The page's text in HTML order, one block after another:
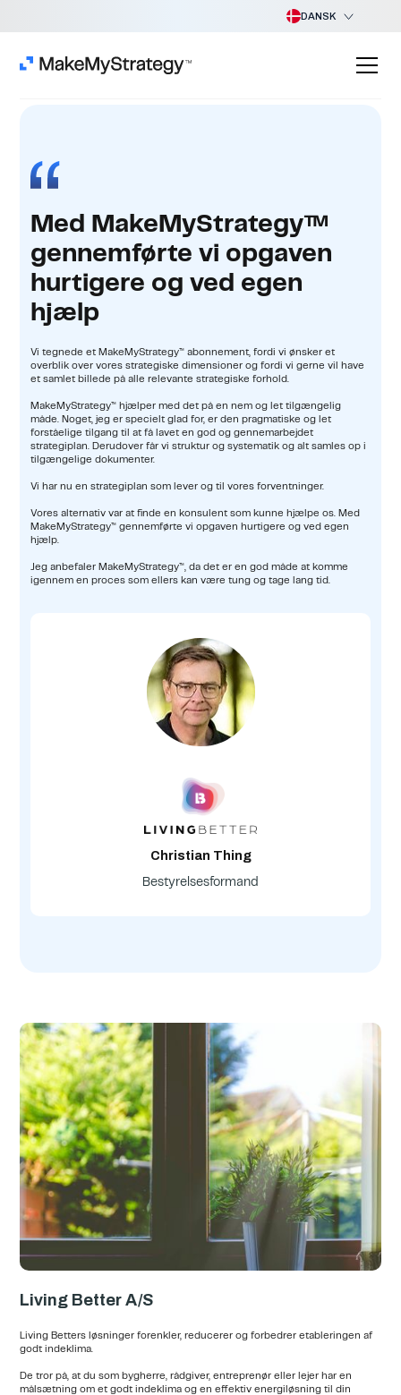
DANSK
Med MakeMyStrategy™
gennemførte vi opgaven
hurtigere og ved egen
hjælp
Vi tegnede et MakeMyStrategy™ abonnement, fordi vi ønsker et
overblik over vores strategiske dimensioner og fordi vi gerne vil have
et samlet billede på alle relevante strategiske forhold.
MakeMyStrategy™ hjælper med det på en nem og let tilgængelig
måde. Noget, jeg er specielt glad for, er den pragmatiske og let
forståelige tilgang til at få lavet en god og gennemarbejdet
strategiplan. Derudover får vi struktur og systematik og alt samles op i
tilgængelige dokumenter.
Vi har nu en strategiplan som lever og til vores forventninger.
Vores alternativ var at finde en konsulent som kunne hjælpe os. Med
MakeMyStrategy™ gennemførte vi opgaven hurtigere og ved egen
hjælp.
Jeg anbefaler MakeMyStrategy™, da det er en god måde at komme
igennem en proces som ellers kan være tung og tage lang tid.
Christian Thing
Bestyrelsesformand
Living Better A/S
Living Betters løsninger forenkler, reducerer og forbedrer etableringen af
godt indeklima.
De tror på, at du som bygherre, rådgiver, entreprenør eller lejer har en
målsætning om et godt indeklima og en effektiv energiløsning til din